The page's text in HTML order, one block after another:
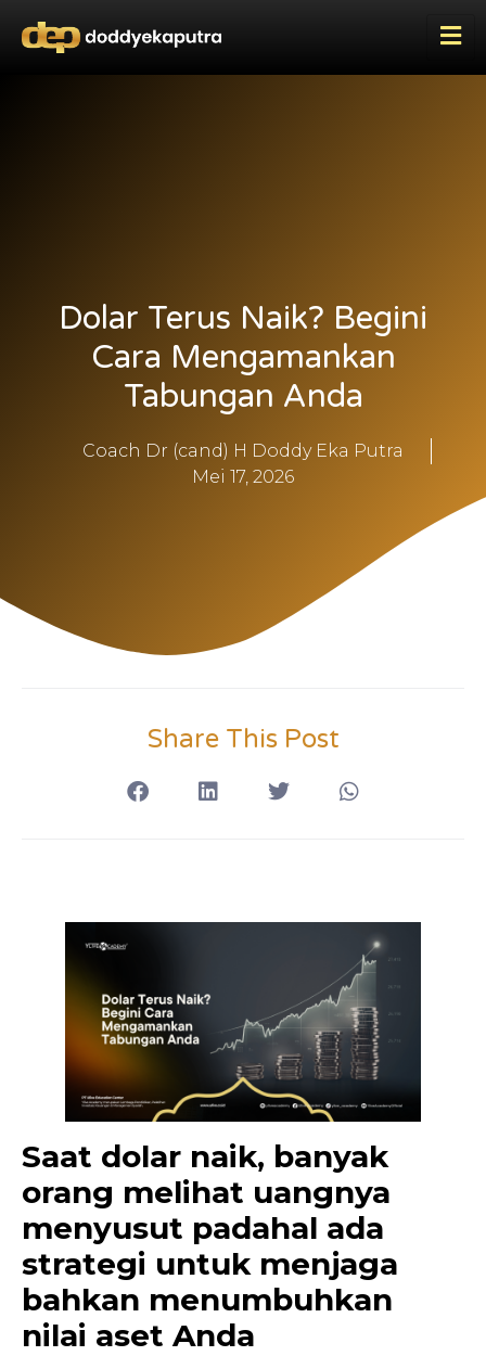
Dolar Terus Naik? Begini
Cara Mengamankan
Tabungan Anda
Coach Dr (cand) H Doddy Eka Putra
Mei 17, 2026
Share This Post
Saat dolar naik, banyak
orang melihat uangnya
menyusut padahal ada
strategi untuk menjaga
bahkan menumbuhkan
nilai aset Anda